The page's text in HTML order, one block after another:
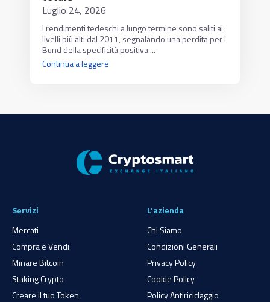
Luglio 24, 2026
I rendimenti tedeschi a lungo termine sono saliti ai
livelli più alti dal 2011, segnalando una perdita per i
Bund della specificità positiva....
Continua a leggere
Servizi
Mercati
Compra e Vendi
Minare Bitcoin
Staking Crypto
Creare il tuo Token
L’azienda
Chi Siamo
Condizioni Generali
Privacy Policy
Cookie Policy
Policy Antiriciclaggio